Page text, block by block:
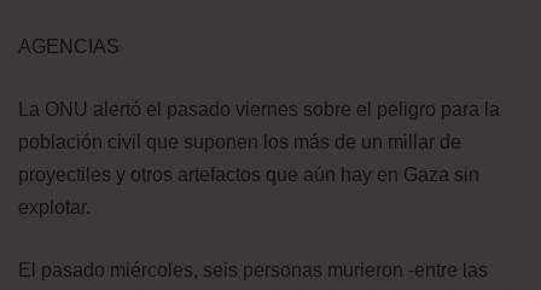
AGENCIAS
La ONU alertó el pasado viernes sobre el peligro para la
población civil que suponen los más de un millar de
proyectiles y otros artefactos que aún hay en Gaza sin
explotar.
El pasado miércoles, seis personas murieron -entre las